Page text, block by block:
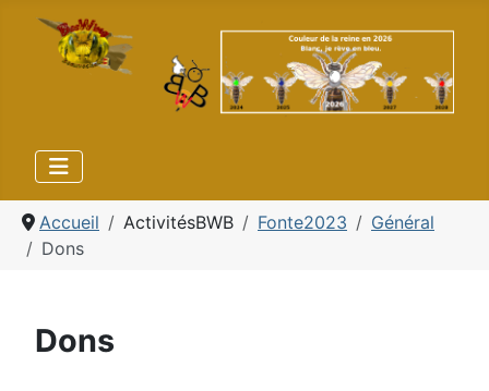
Accueil ActivitésBWB Fonte2023
Général
Dons
Dons